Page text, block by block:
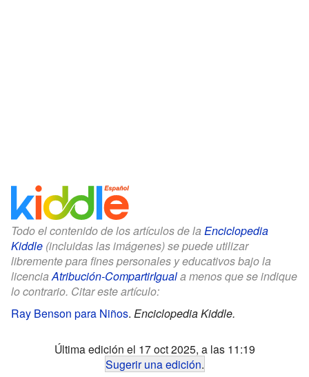
Todo el contenido de los artículos de la Enciclopedia
Kiddle (incluidas las imágenes) se puede utilizar
libremente para fines personales y educativos bajo la
licenciaAtribución-CompartirIguala menos que se indique
lo contrario. Citar este artículo:
Ray Benson para Niños. Enciclopedia Kiddle.
Última edición el 17 oct 2025, a las 11:19
Sugerir una edición.